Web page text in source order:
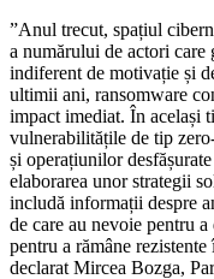
”Anul trecut, spațiul
a numărului de actori care
indiferent de motivație și
ultimii ani, ransomware
impact imediat. În același
vulnerabilitățile de tip
și operațiunilor
elaborarea unor strategii
includă informații despre
de care au nevoie pentru
pentru a rămâne
declarat Mircea Bozga,